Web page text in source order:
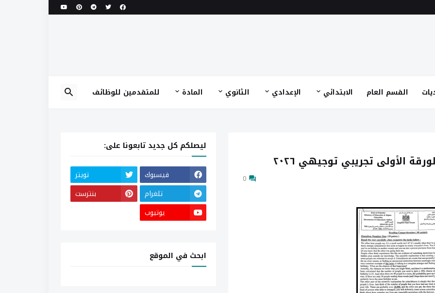
القسم العام الابتدائي الإعدادي الثانوي المادة للمتقدمين للوظائف
الأولى تجريبي توجيهي ٢٠٢٦
0
ليصلكم كل جديد تابعونا على:
فيسبوك
تويتر
تلغرام
بنترست
يوتيوب
ابحث في الموقع